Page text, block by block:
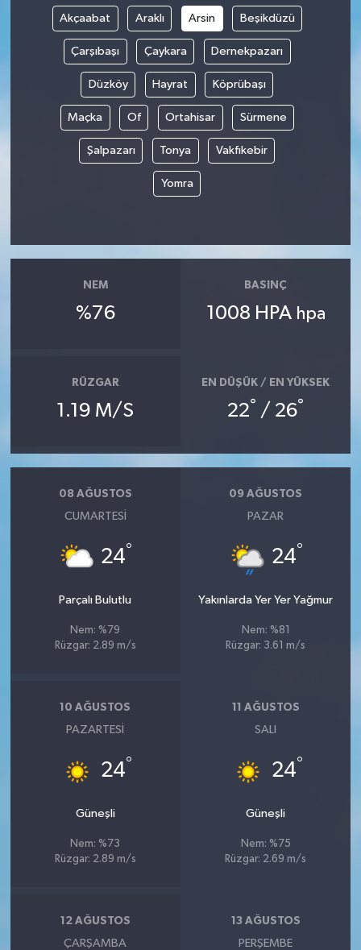
Akçaabat Araklı Arsin Beşikdüzü
Çarşıbaşı Çaykara Dernekpazarı
Düzköy Hayrat Köprübaşı
Maçka Of Ortahisar Sürmene
Şalpazarı Tonya Vakfıkebir
Yomra
NEM
%76
BASINÇ
1008 HPA hpa
RÜZGAR
1.19 M/S
EN DÜŞÜK / EN YÜKSEK
22° / 26°
08 AĞUSTOS
CUMARTESI
24°
Parçalı Bulutlu
Nem: %79
Rüzgar: 2.89 m/s
09 AĞUSTOS
PAZAR
24°
Yakınlarda Yer Yer Yağmur
Nem: %81
Rüzgar: 3.61 m/s
10 AĞUSTOS
PAZARTESI
24°
Güneşli
Nem: %73
Rüzgar: 2.89 m/s
11 AĞUSTOS
SALI
24°
Güneşli
Nem: %75
Rüzgar: 2.69 m/s
12 AĞUSTOS
ÇARŞAMBA
13 AĞUSTOS
PERŞEMBE